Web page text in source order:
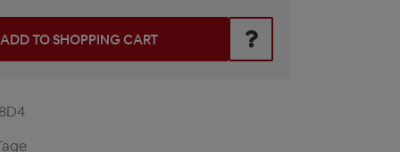
desired amount or use the buttons to increase or decrease
ADD TO SHOPPING CART